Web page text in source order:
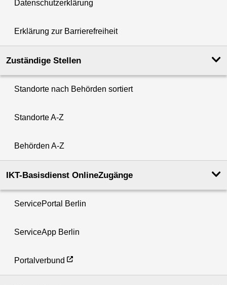
Datenschutzerklärung
Erklärung zur Barrierefreiheit
Zuständige Stellen
Standorte nach Behörden sortiert
Standorte A-Z
Behörden A-Z
IKT-Basisdienst OnlineZugänge
ServicePortal Berlin
ServiceApp Berlin
Portalverbund